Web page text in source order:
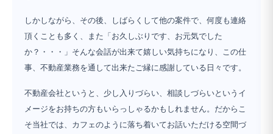
しかしながら、その後、しばらくして他の案件で、何度も連絡
頂くことも多く、また「お久しぶりです、お元気でした
か？・・・」そんな会話が出来て嬉しい気持ちになり、この仕
事、不動産業務を通して出来たご縁に感謝している日々です。
不動産会社というと、少し入りづらい、相談しづらいというイ
メージをお持ちの方もいらっしゃるかもしれません。だからこ
そ当社では、カフェのように落ち着いてお話いただける空間づ